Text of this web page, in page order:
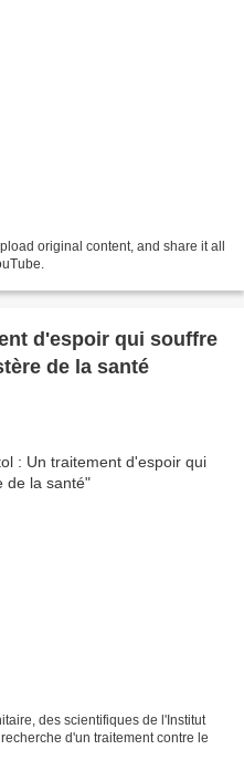
original content, and share it all
d'espoir qui souffre
de la santé
des scientifiques de l'Institut
d'un traitement contre le